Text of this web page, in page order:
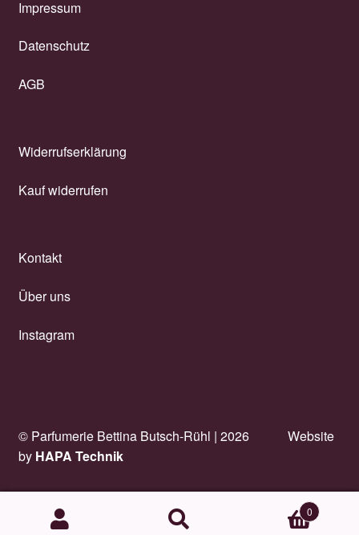
Impressum
Datenschutz
AGB
Widerrufserklärung
Kauf widerrufen
Kontakt
Über uns
Instagram
© Parfumerie Bettina Butsch-Rühl | 2026
Website
by HAPA Technik
Suchen
0